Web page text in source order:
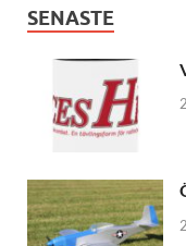
SENASTE